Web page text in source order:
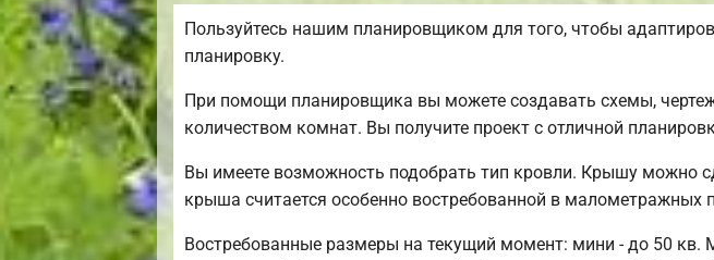
Пользуйтесь нашим планировщиком для того, чтобы
планировку.
При помощи планировщика вы можете создавать схемы,
количеством комнат. Вы получите проект с отличной
Вы имеете возможность подобрать тип кровли. Крышу можно
крыша считается особенно востребованной в малометражных
Востребованные размеры на текущий момент: мини - до 50